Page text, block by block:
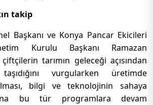
takip
Başkanı ve Konya Pancar Ekicileri
Kurulu Başkanı Ramazan
tarımın geleceği açısından
vurgularken üretimde
bilgi ve teknolojinin sahaya
bu tür programlara devam